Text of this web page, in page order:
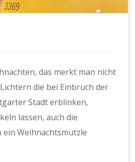
das merkt man nicht
die bei Einbruch der
Stadt erblinken,
lassen, auch die
Weihnachtsmützle